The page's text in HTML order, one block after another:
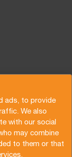
ads, to provide
We also
with our social
may combine
to them or that
de noticias